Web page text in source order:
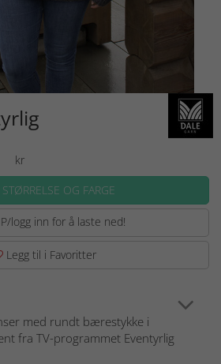
kr
OG FARGE
logg inn for å laste ned!
Legg til i Favoritter
med rundt bærestykke i
fra TV-programmet Eventyrlig